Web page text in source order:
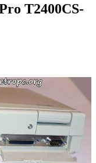
T2400CS-